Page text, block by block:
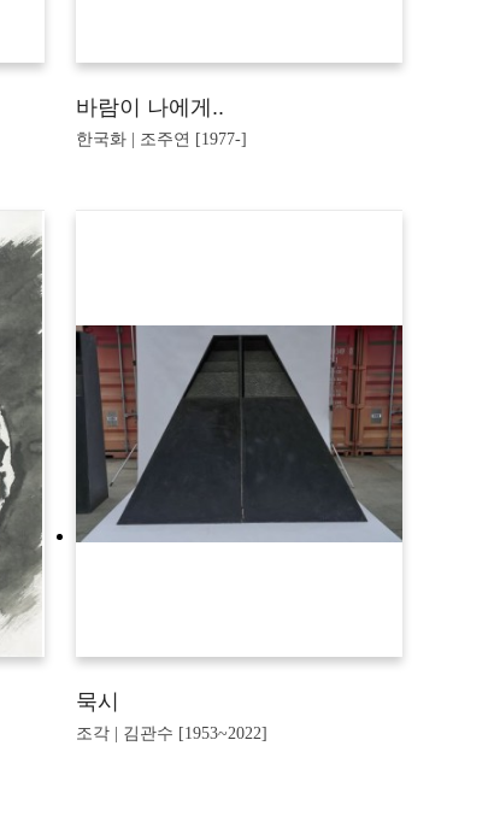
바람이 나에게..
한국화 | 조주연 [1977-]
묵시
조각 | 김관수 [1953~2022]